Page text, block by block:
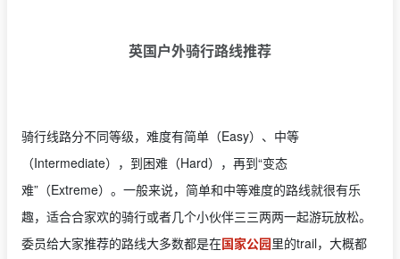
英国户外骑行路线推荐
骑行线路分不同等级，难度有简单（Easy）、中等
（Intermediate），到困难（Hard），再到“变态
难”（Extreme）。一般来说，简单和中等难度的路线就很有乐
趣，适合合家欢的骑行或者几个小伙伴三三两两一起游玩放松。
委员给大家推荐的路线大多数都是在国家公园里的trail，大概都